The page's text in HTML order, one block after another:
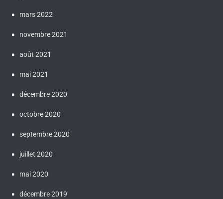
mars 2022
novembre 2021
août 2021
mai 2021
décembre 2020
octobre 2020
septembre 2020
juillet 2020
mai 2020
décembre 2019